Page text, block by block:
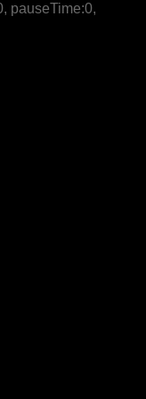
pauseTime:0,